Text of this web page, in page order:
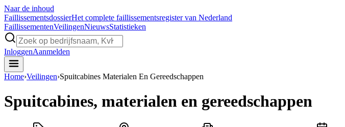
Naar de inhoud
FaillissementsdossierHet complete faillissementsregister van Nederland
FaillissementenVeilingenNieuwsStatistieken
InloggenAanmelden
Home›Veilingen›Spuitcabines Materialen En Gereedschappen
Spuitcabines, materialen en gereedschappen